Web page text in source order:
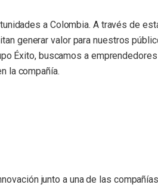
a Colombia. A través de
generar valor para nuestros
Éxito, buscamos a
la compañía.
junto a una de las